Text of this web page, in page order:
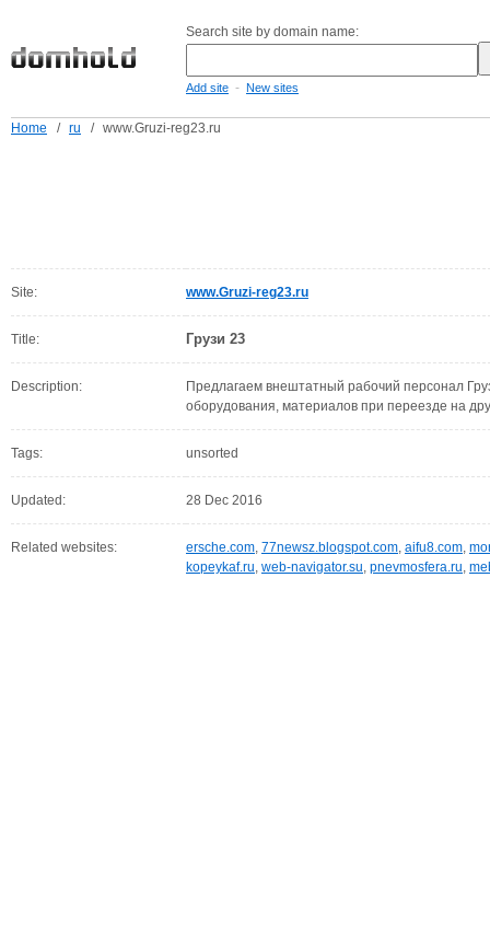
Search site by domain name:
Add site - New sites
Home / ru / www.Gruzi-reg23.ru
Site: www.Gruzi-reg23.ru
Title: Грузи 23
Description:
Предлагаем внештатный рабочий персонал
оборудования, материалов при переезде на
Tags: unsorted
Updated: 28 Dec 2016
Related websites: ersche.com, 77newsz.blogspot.com, aifu8.com,
kopeykaf.ru, web-navigator.su, pnevmosfera.ru,